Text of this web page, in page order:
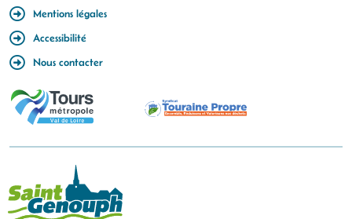
Mentions légales
Accessibilité
Nous contacter